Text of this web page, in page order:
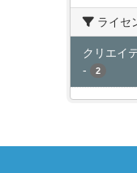
ライセ
クリエイ
-
2